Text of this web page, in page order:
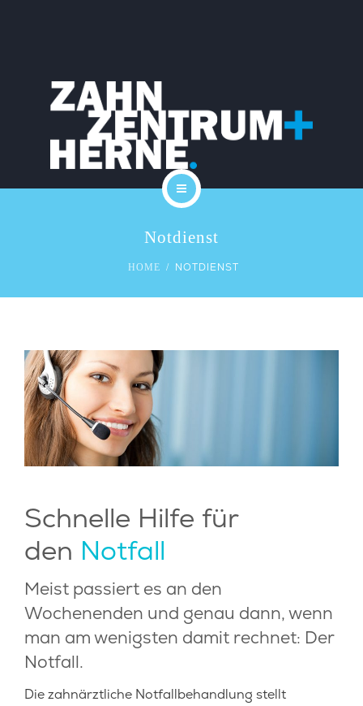
LEISTUNGEN
KOSTEN
SERVICE
PRAXIS
LEISTUNGEN
KOSTEN
SERVICE
BLOG
Notdienst
HOME NOTDIENST
Schnelle Hilfe für
den Notfall
Meist passiert es an den
Wochenenden und genau dann, wenn
man am wenigsten damit rechnet: Der
Notfall.
Die zahnärztliche Notfallbehandlung stellt